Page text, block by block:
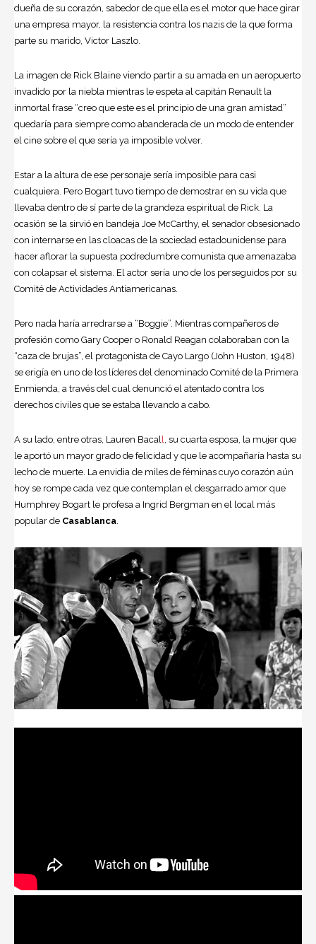
dueña de su corazón, sabedor de que ella es el motor que hace girar
una empresa mayor, la resistencia contra los nazis de la que forma
parte su marido, Victor Laszlo.
La imagen de Rick Blaine viendo partir a su amada en un aeropuerto
invadido por la niebla mientras le espeta al capitán Renault la
inmortal frase “creo que este es el principio de una gran amistad”
quedaría para siempre como abanderada de un modo de entender
el cine sobre el que sería ya imposible volver.
Estar a la altura de ese personaje sería imposible para casi
cualquiera. Pero Bogart tuvo tiempo de demostrar en su vida que
llevaba dentro de sí parte de la grandeza espiritual de Rick. La
ocasión se la sirvió en bandeja Joe McCarthy, el senador obsesionado
con internarse en las cloacas de la sociedad estadounidense para
hacer aflorar la supuesta podredumbre comunista que amenazaba
con colapsar el sistema. El actor sería uno de los perseguidos por su
Comité de Actividades Antiamericanas.
Pero nada haría arredrarse a “Boggie”. Mientras compañeros de
profesión como Gary Cooper o Ronald Reagan colaboraban con la
“caza de brujas”, el protagonista de Cayo Largo (John Huston, 1948)
se erigía en uno de los líderes del denominado Comité de la Primera
Enmienda, a través del cual denunció el atentado contra los
derechos civiles que se estaba llevando a cabo.
A su lado, entre otras, Lauren Bacal l , su cuarta esposa, la mujer que
le aportó un mayor grado de felicidad y que le acompañaría hasta su
lecho de muerte. La envidia de miles de féminas cuyo corazón aún
hoy se rompe cada vez que contemplan el desgarrado amor que
Humphrey Bogart le profesa a Ingrid Bergman en el local más
popular de Casablanca